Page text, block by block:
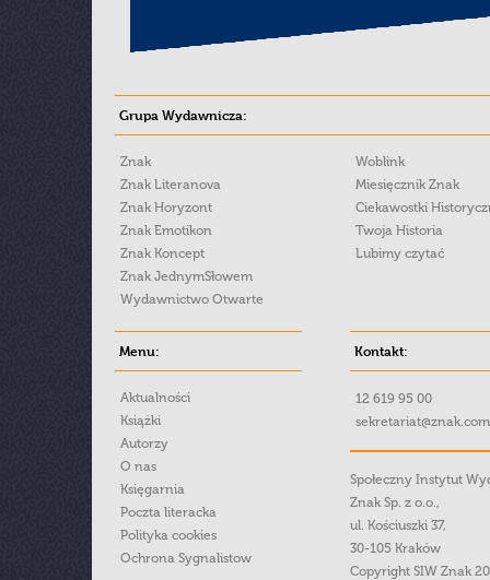
Grupa Wydawnicza:
Znak
Znak Literanova
Znak Horyzont
Znak Emotikon
Znak Koncept
Znak JednymSłowem
Wydawnictwo Otwarte
Woblink
Miesięcznik Znak
Ciekawostki
Twoja Historia
Lubimy czytać
Menu:
Aktualności
Książki
Autorzy
O nas
Księgarnia
Poczta literacka
Polityka cookies
Ochrona Sygnalistow
Kontakt:
12 619 95 00
Społeczny Instytut
Znak Sp. z o.o.,
ul. Kościuszki 37,
30-105 Kraków
Copyright SIW Znak